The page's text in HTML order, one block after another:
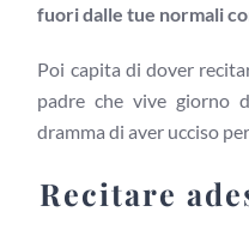
fuori dalle tue normali
Poi capita di dover
padre che vive giorno
dramma di aver ucciso
Recitare